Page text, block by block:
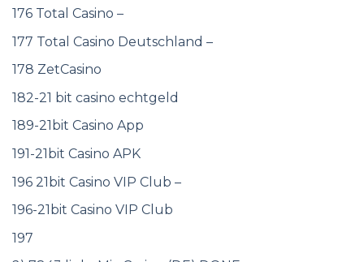
176 Total Casino –
177 Total Casino Deutschland –
178 ZetCasino
182-21 bit casino echtgeld
189-21bit Casino App
191-21bit Casino APK
196 21bit Casino VIP Club –
196-21bit Casino VIP Club
197